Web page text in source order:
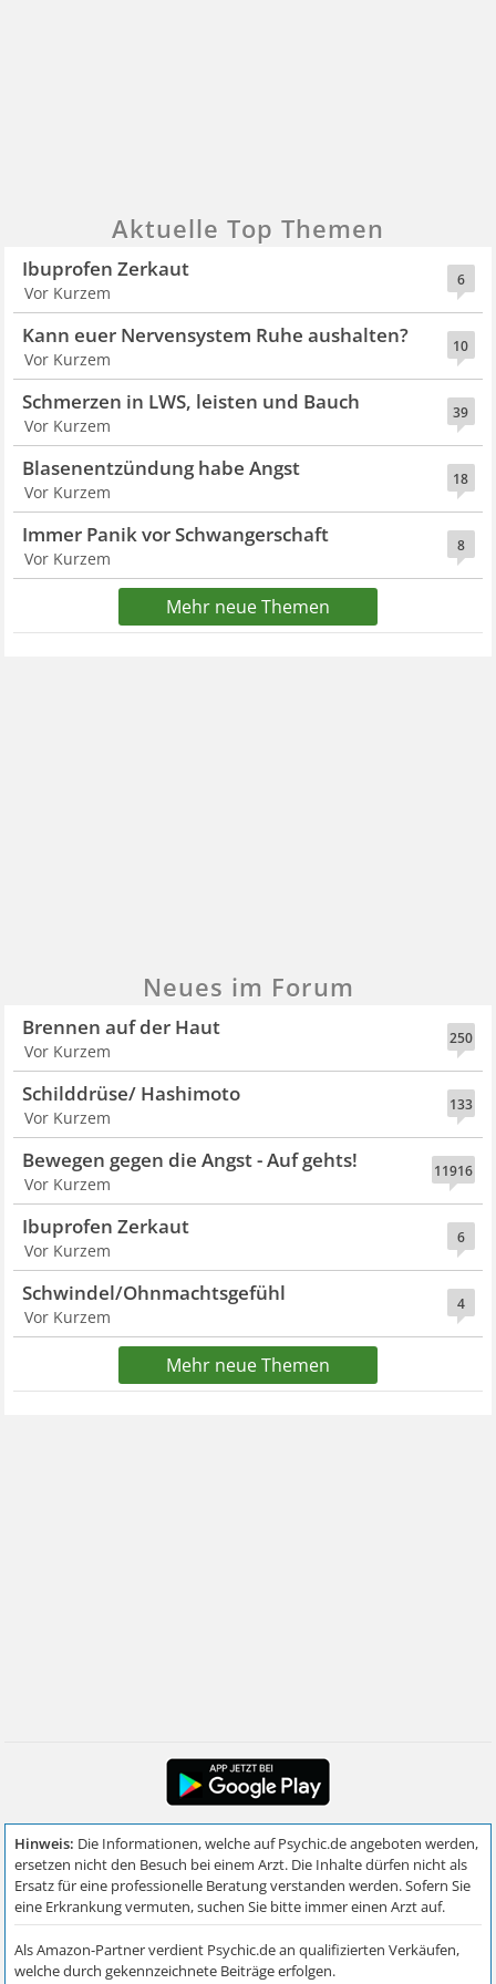
Aktuelle Top Themen
6
Ibuprofen Zerkaut
Vor Kurzem
10
Kann euer Nervensystem Ruhe aushalten?
Vor Kurzem
39
Schmerzen in LWS, leisten und Bauch
Vor Kurzem
18
Blasenentzündung habe Angst
Vor Kurzem
8
Immer Panik vor Schwangerschaft
Vor Kurzem
Mehr neue Themen
Neues im Forum
250
Brennen auf der Haut
Vor Kurzem
133
Schilddrüse/ Hashimoto
Vor Kurzem
11916
Bewegen gegen die Angst - Auf gehts!
Vor Kurzem
6
Ibuprofen Zerkaut
Vor Kurzem
4
Schwindel/Ohnmachtsgefühl
Vor Kurzem
Mehr neue Themen